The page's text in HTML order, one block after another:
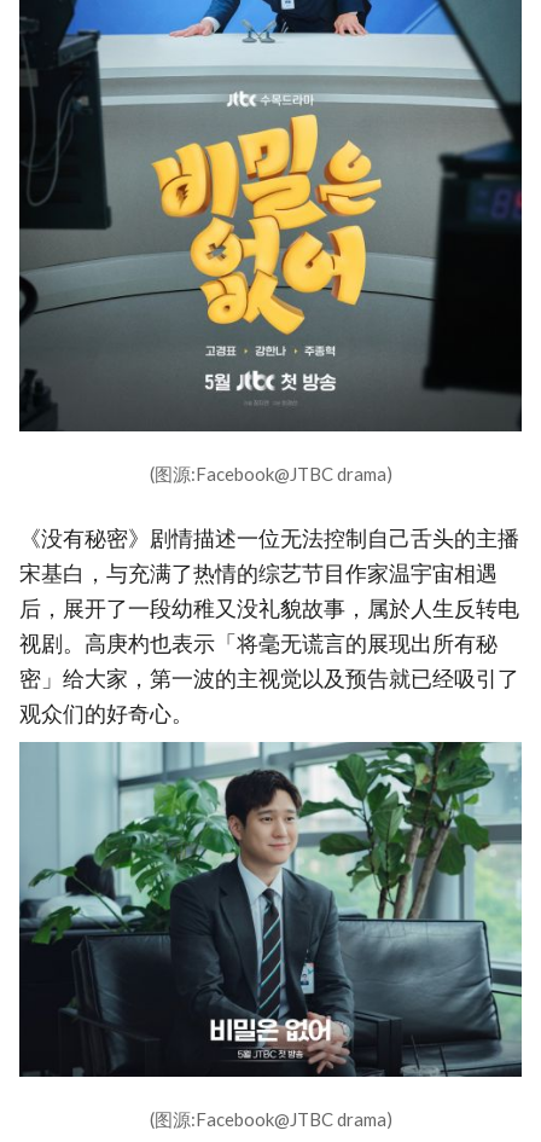
(图源:Facebook@JTBC drama)
《没有秘密》剧情描述一位无法控制自己舌头的主播
宋基白，与充满了热情的综艺节目作家温宇宙相遇
后，展开了一段幼稚又没礼貌故事，属於人生反转电
视剧。高庚杓也表示「将毫无谎言的展现出所有秘
密」给大家，第一波的主视觉以及预告就已经吸引了
观众们的好奇心。
(图源:Facebook@JTBC drama)